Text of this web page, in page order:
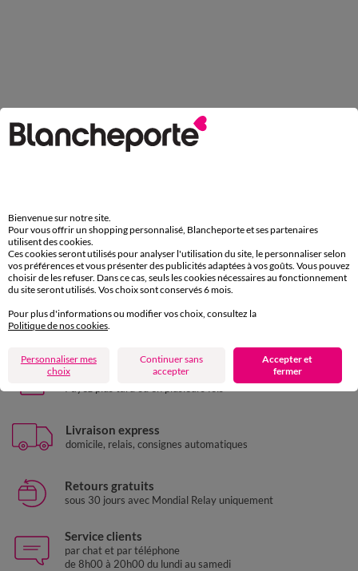
Paiement 100% sécurisé
Livraison express
domicile, relais, consignes automatiques
Retours gratuits
sous 30 jours avec Mondial Relay uniquement
Service clients
par chat et par téléphone
de 8h00 à 20h00 du lundi au samedi
Bienvenue sur notre site.
Pour vous offrir un shopping personnalisé, Blancheporte et ses partenaires
utilisent des cookies.
Ces cookies seront utilisés pour analyser l'utilisation du site, le personnaliser selon
vos préférences et vous présenter des publicités adaptées à vos goûts. Vous pouvez
choisir de les refuser. Dans ce cas, seuls les cookies nécessaires au fonctionnement
du site seront utilisés. Vos choix sont conservés 6 mois.
Pour plus d'informations ou modifier vos choix, consultez la
Politique de nos cookies
Personnaliser mes
choix
Continuer sans
accepter
Accepter et
fermer